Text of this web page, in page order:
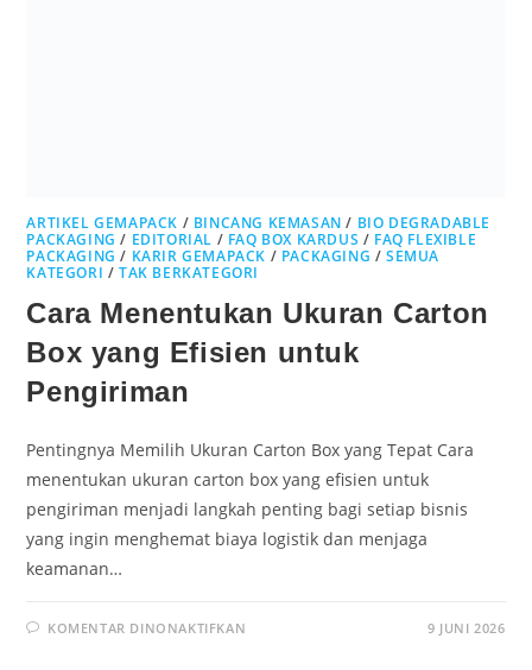
ARTIKEL GEMAPACK / BINCANG KEMASAN / BIO DEGRADABLE
PACKAGING / EDITORIAL / FAQ BOX KARDUS / FAQ FLEXIBLE
PACKAGING / KARIR GEMAPACK / PACKAGING /SEMUA
KATEGORI /TAK BERKATEGORI
Cara Menentukan Ukuran Carton
Box yang Efisien untuk
Pengiriman
Pentingnya Memilih Ukuran Carton Box yang Tepat Cara
menentukan ukuran carton box yang efisien untuk
pengiriman menjadi langkah penting bagi setiap bisnis
yang ingin menghemat biaya logistik dan menjaga
keamanan…
KOMENTAR DINONAKTIFKAN 9 JUNI 2026